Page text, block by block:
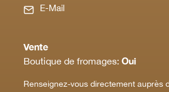
E-Mail
Vente
Boutique de fromages: Oui
Renseignez-vous directement auprès